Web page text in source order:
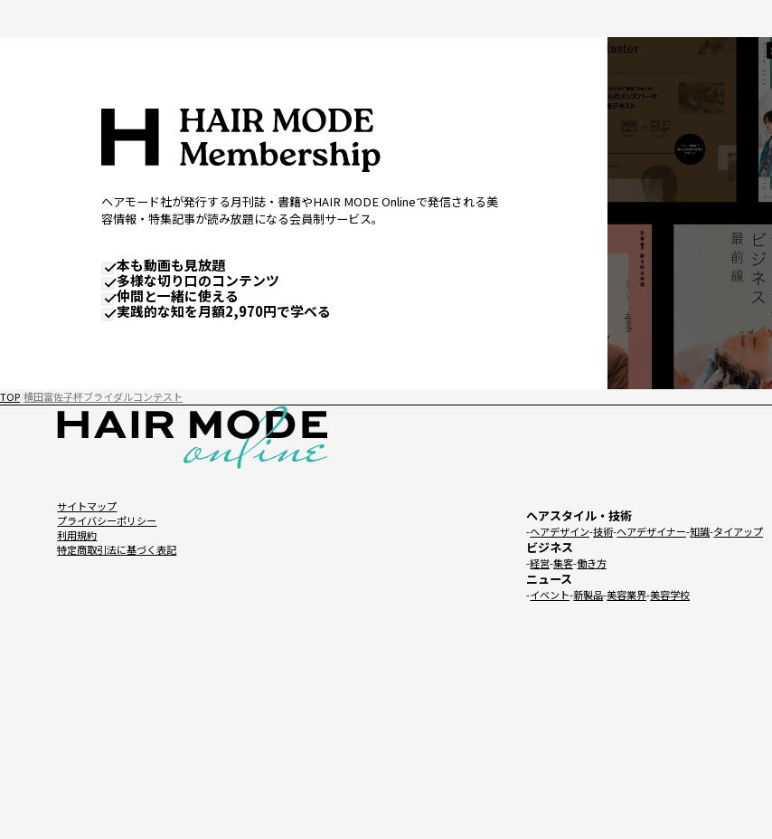
ヘアモード社が発行する月刊誌・書籍やHAIR MODE Onlineで発信される美
容情報・特集記事が読み放題になる会員制サービス。
本も動画も見放題
多様な切り口のコンテンツ
仲間と一緒に使える
実践的な知を月額2,970円で学べる
TOP 横田富佐子杯ブライダルコンテスト
サイトマップ
プライバシーポリシー
利用規約
特定商取引法に基づく表記
ヘアスタイル・技術
ヘアデザイン 技術 ヘアデザイナー 知識 タイアップ
ビジネス
経営 集客 働き方
ニュース
イベント 新製品 美容業界 美容学校